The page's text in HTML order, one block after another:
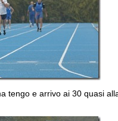
tengo e arrivo ai 30 quasi